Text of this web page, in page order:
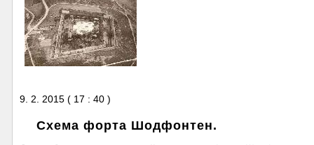
9. 2. 2015 ( 17 : 40 )
Схема форта Шодфонтен.